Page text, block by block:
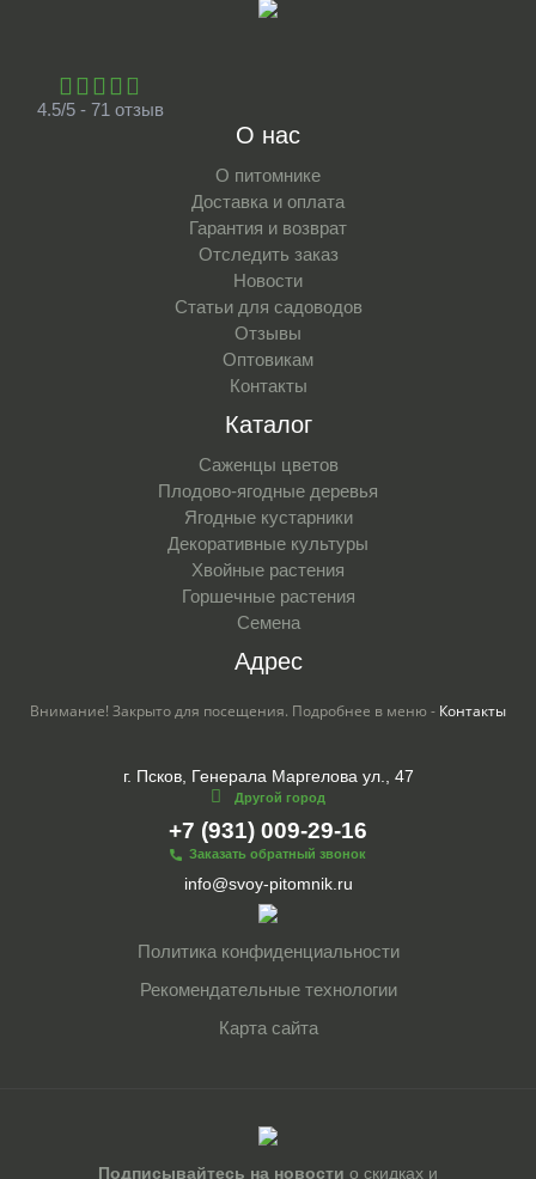
4.5/5 - 71 отзыв
О нас
О питомнике
Доставка и оплата
Гарантия и возврат
Отследить заказ
Новости
Статьи для садоводов
Отзывы
Оптовикам
Контакты
Каталог
Саженцы цветов
Плодово-ягодные деревья
Ягодные кустарники
Декоративные культуры
Хвойные растения
Горшечные растения
Семена
Адрес
Внимание! Закрыто для посещения. Подробнее в меню - Контакты
г. Псков, Генерала Маргелова ул., 47
Другой город
+7 (931) 009-29-16
Заказать обратный звонок
info@svoy-pitomnik.ru
Политика конфиденциальности
Рекомендательные технологии
Карта сайта
Подписывайтесь на новости о скидках и